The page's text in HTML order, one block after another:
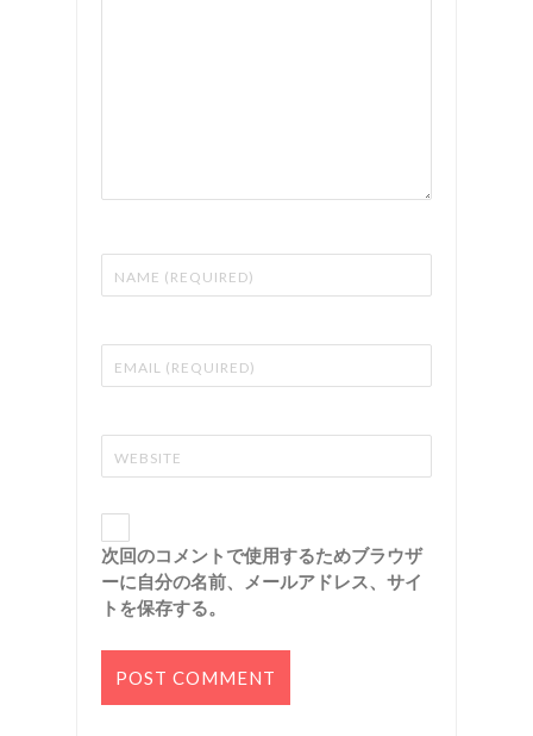
次回のコメントで使用するためブラウザ
ーに自分の名前、メールアドレス、サイ
トを保存する。